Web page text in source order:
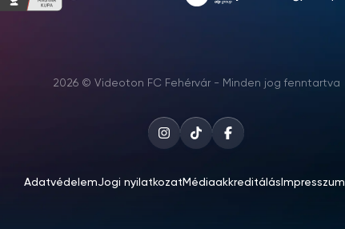
2026 © Videoton FC Fehérvár - Minden jog fenntartva
AdatvédelemJogi nyilatkozat Médiaakkreditálás Impresszum